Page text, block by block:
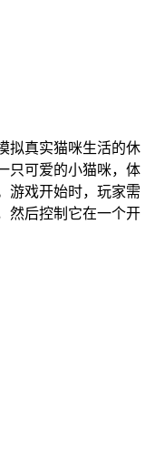
拟真实猫咪生活的休
只可爱的小猫咪，体
游戏开始时，玩家需
然后控制它在一个开